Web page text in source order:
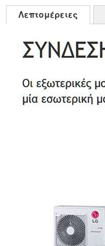
Λεπτομέρειες